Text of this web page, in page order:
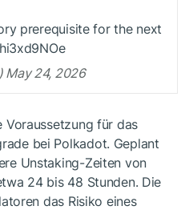
prerequisite for the next
24, 2026
für das
bei Polkadot. Geplant
Unstaking-Zeiten von
24 bis 48 Stunden. Die
das Risiko eines